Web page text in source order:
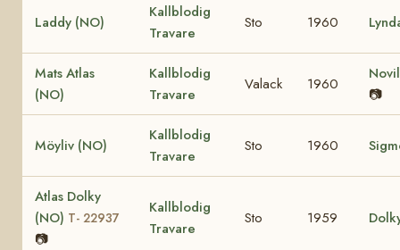
Laddy (NO)
Kallblodig
Travare
Sto 1960
Mats Atlas
(NO)
Kallblodig
Travare
Valack 1960
📷
Möyliv (NO)
Kallblodig
Travare
Sto 1960
Atlas Dolky
(NO) T- 22937
📷
Kallblodig
Travare
Sto 1959